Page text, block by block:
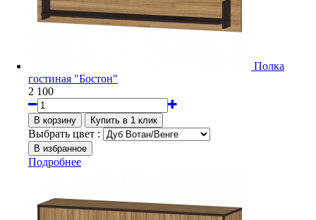
Полка
гостиная "Бостон"
2 100
Выбрать цвет :
Подробнее